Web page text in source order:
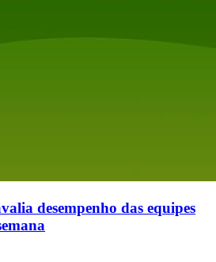
desempenho das equipes